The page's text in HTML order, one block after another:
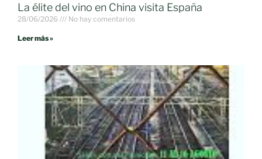
La élite del vino en China visita España
28/06/2026 No hay comentarios
Leer más »